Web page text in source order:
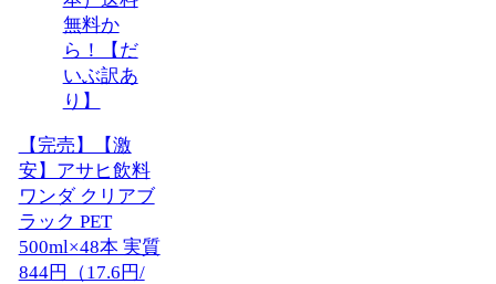
【完売】【激
安】アサヒ飲料
ワンダ クリアブ
ラック PET
500ml×48本 実質
844円（17.6円/